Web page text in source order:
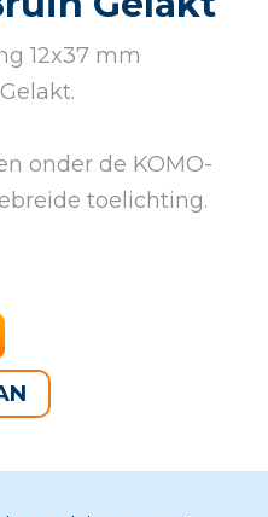
12x37 mm
onder de KOMO-
toelichting.